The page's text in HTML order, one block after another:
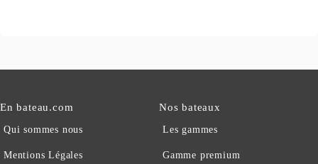
En bateau.com
Qui sommes nous
Mentions Légales
Nos bateaux
Les gammes
Gamme premium